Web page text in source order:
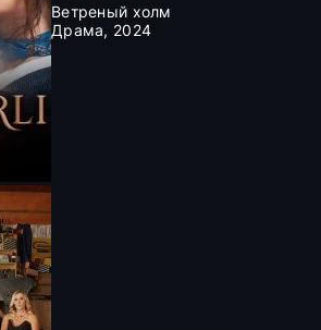
Ветреный холм
Драма, 2024